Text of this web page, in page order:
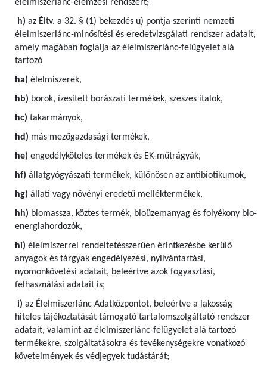
élelmiszerlánc-elemzési rendszert;
h) az Éltv. a 32. § (1) bekezdés u) pontja szerinti nemzeti
élelmiszerlánc-minősítési és eredetvizsgálati rendszer adatait,
amely magában foglalja az élelmiszerlánc-felügyelet alá
tartozó
ha) élelmiszerek,
hb) borok, ízesített borászati termékek, szeszes italok,
hc) takarmányok,
hd) más mezőgazdasági termékek,
he) engedélyköteles termékek és EK-műtrágyák,
hf) állatgyógyászati termékek, különösen az antibiotikumok,
hg) állati vagy növényi eredetű melléktermékek,
hh) biomassza, köztes termék, bioüzemanyag és folyékony bio-
energiahordozók,
hi) élelmiszerrel rendeltetésszerűen érintkezésbe kerülő
anyagok és tárgyak engedélyezési, nyilvántartási,
nyomonkövetési adatait, beleértve azok fogyasztási,
felhasználási adatait is;
i) az Élelmiszerlánc Adatközpontot, beleértve a lakosság
hiteles tájékoztatását támogató tartalomszolgáltató rendszer
adatait, valamint az élelmiszerlánc-felügyelet alá tartozó
termékekre, szolgáltatásokra és tevékenységekre vonatkozó
követelmények és védjegyek tudástárát;